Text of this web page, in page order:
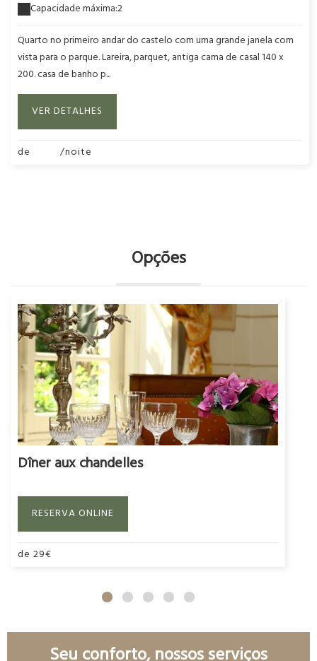
Capacidade máxima:2
Quarto no primeiro andar do castelo com uma grande janela com
vista para o parque. Lareira, parquet, antiga cama de casal 140 x
200. casa de banho p...
VER DETALHES
de /noite
Opções
Dîner aux chandelles
RESERVA ONLINE
de 29€
Seu conforto, nossos serviços